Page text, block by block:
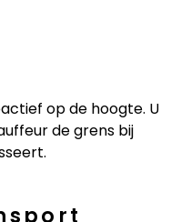
op de hoogte. U
de grens bij